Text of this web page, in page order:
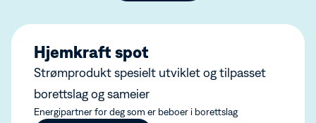
Hjemkraft spot
Strømprodukt spesielt utviklet og tilpasset
borettslag og sameier
Energipartner for deg som er beboer i borettslag